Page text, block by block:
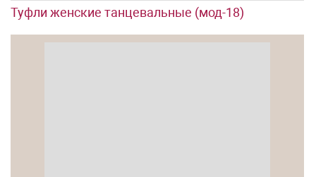
Туфли женские танцевальные (мод-18)